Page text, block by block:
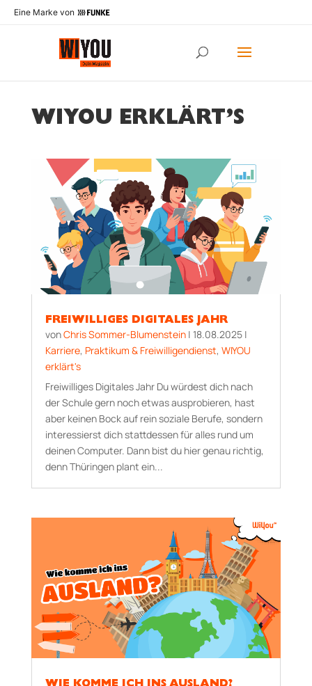
Eine Marke von
WIYOU ERKLÄRT’S
FREIWILLIGES DIGITALES JAHR
vonChris Sommer-Blumenstein| 18.08.2025|
Karriere, Praktikum & Freiwilligendienst, WIYOU
erklärt's
Freiwilliges Digitales Jahr Du würdest dich nach
der Schule gern noch etwas ausprobieren, hast
aber keinen Bock auf rein soziale Berufe, sondern
interessierst dich stattdessen für alles rund um
deinen Computer. Dann bist du hier genau richtig,
denn Thüringen plant ein...